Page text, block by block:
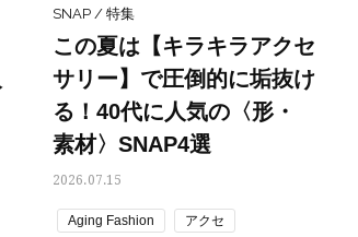
SNAP / 特集
この夏は【キラキラアクセ
サリー】で圧倒的に垢抜け
る！40代に人気の〈形・
素材〉SNAP4選
2026.07.15
Aging Fashion アクセ